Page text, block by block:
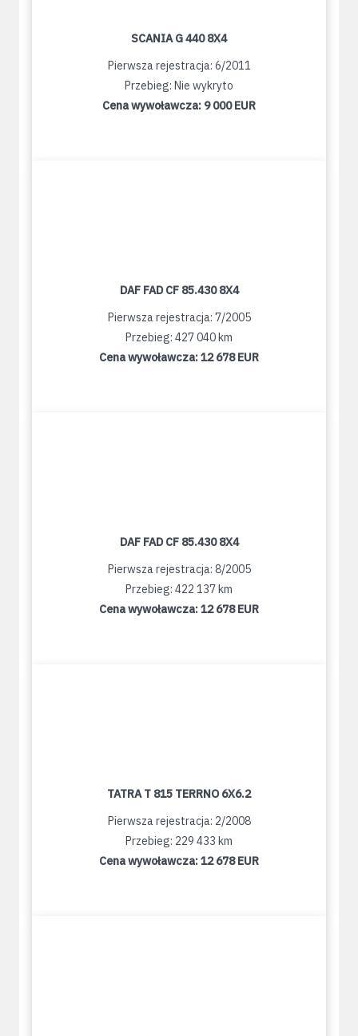
SCANIA G 440 8X4
Pierwsza rejestracja: 6/2011
Przebieg: Nie wykryto
Cena wywoławcza: 9 000 EUR
DAF FAD CF 85.430 8X4
Pierwsza rejestracja: 7/2005
Przebieg: 427 040 km
Cena wywoławcza:12 678 EUR
DAF FAD CF 85.430 8X4
Pierwsza rejestracja: 8/2005
Przebieg: 422 137 km
Cena wywoławcza:12 678 EUR
TATRA T 815 TERRNO 6X6.2
Pierwsza rejestracja: 2/2008
Przebieg: 229 433 km
Cena wywoławcza:12 678 EUR